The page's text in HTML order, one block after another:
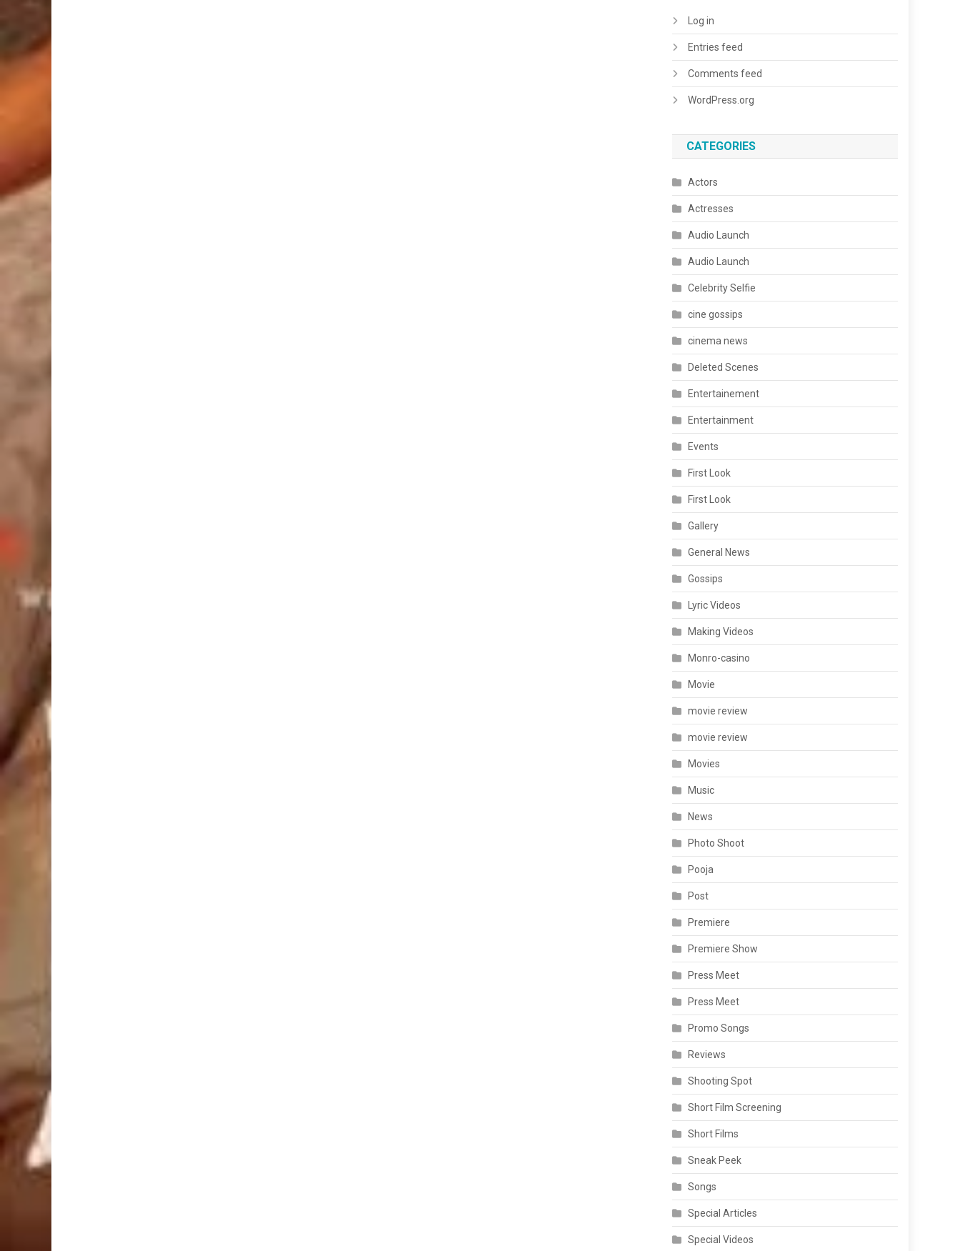
Log in
Entries feed
Comments feed
WordPress.org
CATEGORIES
Actors
Actresses
Audio Launch
Audio Launch
Celebrity Selfie
cine gossips
cinema news
Deleted Scenes
Entertainement
Entertainment
Events
First Look
First Look
Gallery
General News
Gossips
Lyric Videos
Making Videos
Monro-casino
Movie
movie review
movie review
Movies
Music
News
Photo Shoot
Pooja
Post
Premiere
Premiere Show
Press Meet
Press Meet
Promo Songs
Reviews
Shooting Spot
Short Film Screening
Short Films
Sneak Peek
Songs
Special Articles
Special Videos